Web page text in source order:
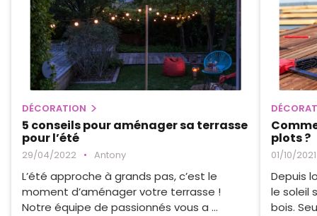
DÉCORATION
5 conseils pour aménager sa terrasse
pour l’été
29/04/2022 • Antony
L’été approche à grands pas, c’est le
moment d’aménager votre terrasse !
Notre équipe de passionnés vous a ...
plots ?
01/10/2021
Depuis
le soleil
bois.